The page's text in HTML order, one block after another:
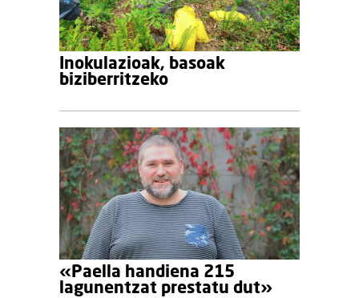
Inokulazioak, basoak
biziberritzeko
«Paella handiena 215
lagunentzat prestatu dut»